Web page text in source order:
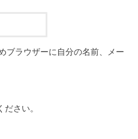
ブラウザーに自分の名前、メー
ださい。